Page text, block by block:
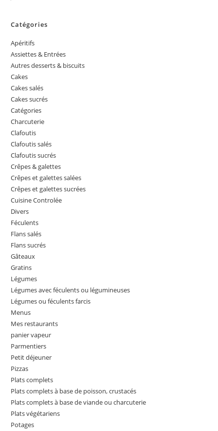
Catégories
Apéritifs
Assiettes & Entrées
Autres desserts & biscuits
Cakes
Cakes salés
Cakes sucrés
Catégories
Charcuterie
Clafoutis
Clafoutis salés
Clafoutis sucrés
Crêpes & galettes
Crêpes et galettes salées
Crêpes et galettes sucrées
Cuisine Controlée
Divers
Féculents
Flans salés
Flans sucrés
Gâteaux
Gratins
Légumes
Légumes avec féculents ou légumineuses
Légumes ou féculents farcis
Menus
Mes restaurants
panier vapeur
Parmentiers
Petit déjeuner
Pizzas
Plats complets
Plats complets à base de poisson, crustacés
Plats complets à base de viande ou charcuterie
Plats végétariens
Potages